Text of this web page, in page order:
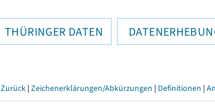
THÜRINGER DATEN
Zurück | Zeichenerklärungen/Abkürzungen | Definitionen |